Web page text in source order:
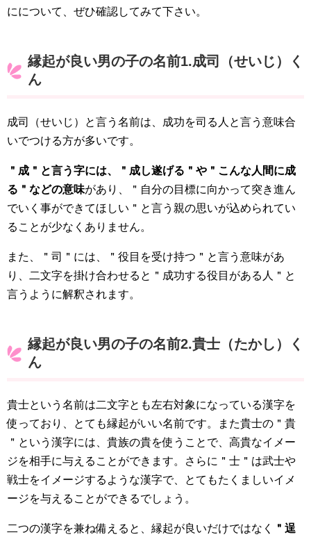
にについて、ぜひ確認してみて下さい。
縁起が良い男の子の名前1.成司（せいじ）く
ん
成司（せいじ）と言う名前は、成功を司る人と言う意味合
いでつける方が多いです。
＂成＂と言う字には、＂成し遂げる＂や＂こんな人間に成
る＂などの意味があり、＂自分の目標に向かって突き進ん
でいく事ができてほしい＂と言う親の思いが込められてい
ることが少なくありません。
また、＂司＂には、＂役目を受け持つ＂と言う意味があ
り、二文字を掛け合わせると＂成功する役目がある人＂と
言うように解釈されます。
縁起が良い男の子の名前2.貴士（たかし）く
ん
貴士という名前は二文字とも左右対象になっている漢字を
使っており、とても縁起がいい名前です。また貴士の＂貴
＂という漢字には、貴族の貴を使うことで、高貴なイメー
ジを相手に与えることができます。さらに＂士＂は武士や
戦士をイメージするような漢字で、とてもたくましいイメ
ージを与えることができるでしょう。
二つの漢字を兼ね備えると、縁起が良いだけではなく
＂逞